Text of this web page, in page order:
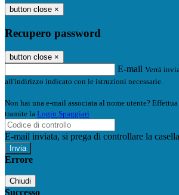
button close ×
Recupero password
button close ×
E-mail Verrà
all'indirizzo indicato con le istruzioni necessarie.
Non hai una e-mail associata al nome utente?
tramite la Login Spaggiari
E-mail inviata, si prega di controllare la
Errore
Chiudi
Successo